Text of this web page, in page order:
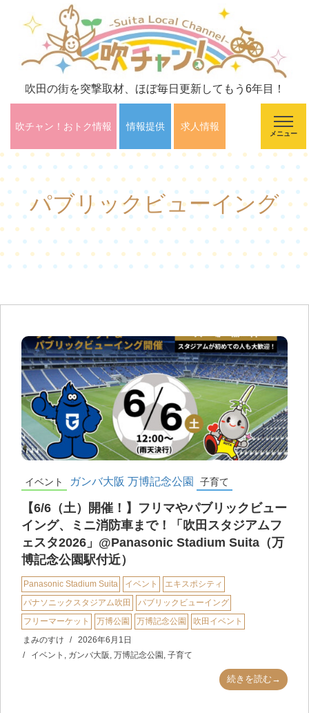
吹田の街を突撃取材、ほぼ毎日更新してもう6年目！
吹チャン！おトク情報 情報提供 求人情報
メニュー
パブリックビューイング
イベント ガンバ大阪 万博記念公園 子育て
【6/6（土）開催！】フリマやパブリックビュー
イング、ミニ消防車まで！「吹田スタジアムフ
ェスタ2026」@Panasonic Stadium Suita（万
博記念公園駅付近）
Panasonic Stadium Suita イベント
エキスポシティ
パナソニックスタジアム吹田
パブリックビューイング
フリーマーケット
万博公園 万博記念公園
吹田イベント
まみのすけ
2026年6月1日
イベント
ガンバ大阪 万博記念公園 子育て
続きを読む→